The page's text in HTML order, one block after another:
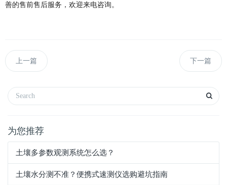
善的售前售后服务，欢迎来电咨询。
上一篇 下一篇
为您推荐
土壤多参数观测系统怎么选？
土壤水分测不准？便携式速测仪选购避坑指南